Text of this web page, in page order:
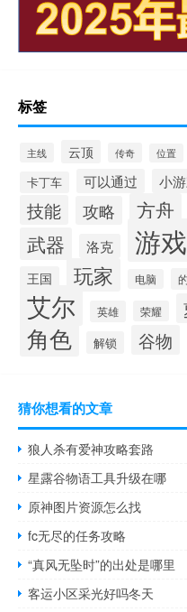
标签
主线 云顶 传奇 位置
卡丁车 可以通过 小
技能 攻略 方舟
武器 洛克 游戏
王国 玩家 电脑
艾尔 英雄 荣耀
角色 解锁 谷物
猜你想看的文章
狼人杀有爱神攻略套路
星露谷物语工具升级在哪
原神图片资源怎么找
fc无尽的任务攻略
“真风无坠时”的出处是哪里
客运小区采光好吗冬天